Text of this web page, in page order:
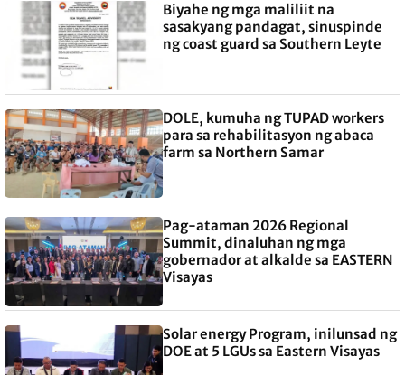
Biyahe ng mga maliliit na
sasakyang pandagat, sinuspinde
ng coast guard sa Southern Leyte
DOLE, kumuha ng TUPAD workers
para sa rehabilitasyon ng abaca
farm sa Northern Samar
Pag-ataman 2026 Regional
Summit, dinaluhan ng mga
gobernador at alkalde sa EASTERN
Visayas
Solar energy Program, inilunsad ng
DOE at 5 LGUs sa Eastern Visayas